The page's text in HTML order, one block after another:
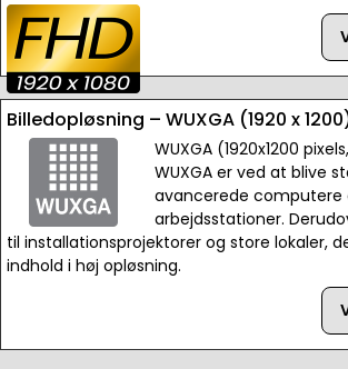
Billedopløsning – WUXGA (1920 x
WUXGA (1920x1200
WUXGA er ved at blive
avancerede computere
arbejdsstationer.
til installationsprojektorer og store lokaler,
indhold i høj opløsning.